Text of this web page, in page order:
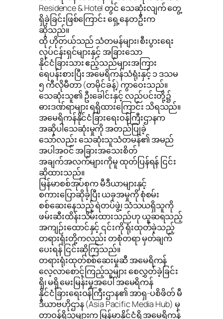
Residence & Hotel တွင် သေဆုံးလျက် တွေ့
ရှိခဲ့ခြင်းဖြစ်ကြောင်း ရှေ့နေတဦးက
ဆိုသည်။
ထို ဟိုတယ်သည် သံတမန်များ၊ စီးပွားရေး
လုပ်ငန်းရှင်များနှင့် အခြားသော
နိုင်ငံခြားသား ဧည့်သည်များအကြား
ရေပန်းစားပြီး အမေရိကန်သံရုံးနှင့် ၁ ဒသမ
၅ ကီလိုမီတာ (တမိုင်ခန့်) ကွာဝေးသည်။
သေဆုံးသူ၏ ဦးခေါင်းနှင့် လည်ပင်းတို့၌
ဓားဒဏ်ရာများ ရရှိထားကြောင်း သိရသည်။
အမေရိကန်နိုင်ငံခြားရေးဝန်ကြီးဌာနက
အဆိုပါသေဆုံးမှုကို အတည်ပြုခဲ့
သော်လည်း သေဆုံးသူသံတမန်၏ အမည်
အပါအဝင် အခြားအသေးစိတ်
အချက်အလက်များကိုမူ ထုတ်ပြန်ရန် ငြင်း
ဆိုထားသည်။
မြန်မာစစ်အုပ်စုက မီဒီယာများနှင့်
စကားပြောဆိုခဲ့ပြီး ယခုအမှုကို စုံစမ်း
စစ်ဆေးနေသည့် ရဲတပ်ဖွဲ့၊ သံသယရှိသူကို
ဖမ်းဆီးထိန်းသိမ်းထားသည်ဟု ယူဆရသည့်
အကျဉ်းထောင်နှင့် ၎င်းကို ရုံးထုတ်ခဲ့သည့်
တရားရုံးတို့ကလည်း တစုံတရာ မှတ်ချက်
ပေးရန် ငြင်းဆိုကြသည်။
တရားရုံးထုတ်စစ်ဆေးမှုဆီ အမေရိကန်
လေ့လာစောင့်ကြည့်သူများ စေလွှတ်ခဲ့ခြင်း
ရှိ၊ မရှိ မေးမြန်းမှုအပေါ် အမေရိကန်
နိုင်ငံခြားရေးဝန်ကြီးဌာန၏ အာရှ-ပစိဖိတ် မီ
ဒီယာဗဟိုဌာန (Asia Pacific Media Hub) မှ
တာဝန်ရှိသူများက မြန်မာနိုင်ငံရှိ အမေရိကန်